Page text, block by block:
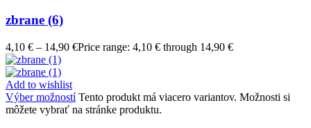
zbrane (6)
4,10 € – 14,90 €Price range: 4,10 € through 14,90 €
Add to wishlist
Výber možností Tento produkt má viacero variantov. Možnosti si
môžete vybrať na stránke produktu.